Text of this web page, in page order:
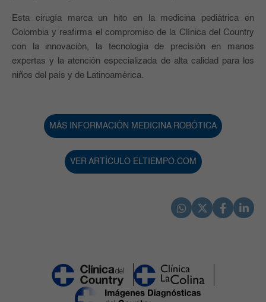
Esta cirugía marca un hito en la medicina pediátrica en
Colombia y reafirma el compromiso de la Clínica del Country
con la innovación, la tecnología de precisión en manos
expertas y la atención especializada de alta calidad para los
niños del país y de Latinoamérica.
MÁS INFORMACIÓN MEDICINA ROBÓTICA
VER ARTÍCULO ELTIEMPO.COM